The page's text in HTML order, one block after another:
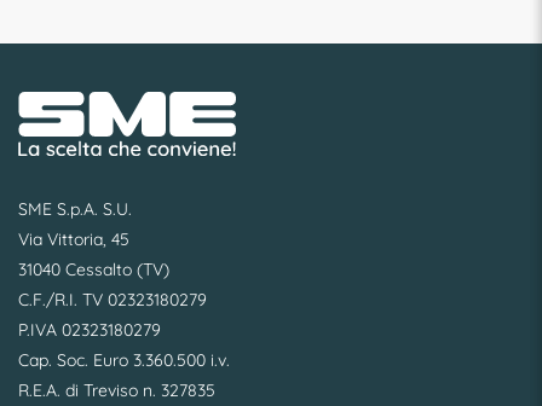
SME S.p.A. S.U.
Via Vittoria, 45
31040 Cessalto (TV)
C.F./R.I. TV 02323180279
P.IVA 02323180279
Cap. Soc. Euro 3.360.500 i.v.
R.E.A. di Treviso n. 327835